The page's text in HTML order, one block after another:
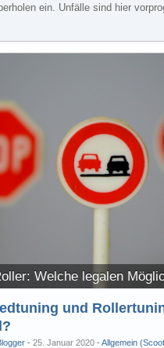
ein. Unfälle sind hier
Welche legalen
und
25. Januar 2020 - Allgemein